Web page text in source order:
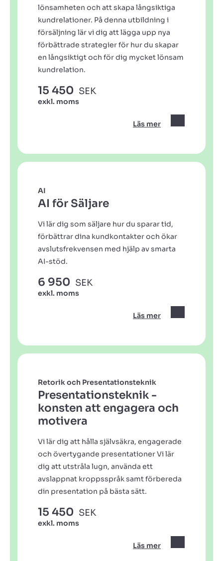
lönsamheten och att skapa långsiktiga
kundrelationer. På denna utbildning i
försäljning lär vi dig att lägga upp nya
förbättrade strategier för hur du skapar
en långsiktigt och för dig mycket lönsam
kundrelation.
15 450 SEK
exkl. moms
Läs mer
AI
AI för Säljare
Vi lär dig som säljare hur du sparar tid,
förbättrar dina kundkontakter och ökar
avslutsfrekvensen med hjälp av smarta
AI-stöd.
6 950 SEK
exkl. moms
Läs mer
Retorik och Presentationsteknik
Presentationsteknik -
konsten att engagera och
motivera
Vi lär dig att hålla självsäkra, engagerade
och övertygande presentationer Vi lär
dig att utstråla lugn, använda ett
avslappnat kroppsspråk samt förbereda
din presentation på bästa sätt.
15 450 SEK
exkl. moms
Läs mer